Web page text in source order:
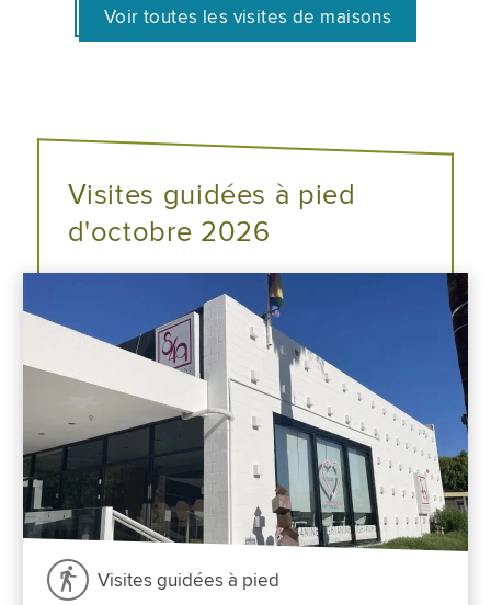
Voir toutes les visites de maisons
Visites guidées à pied
d'octobre 2026
Visites guidées à pied